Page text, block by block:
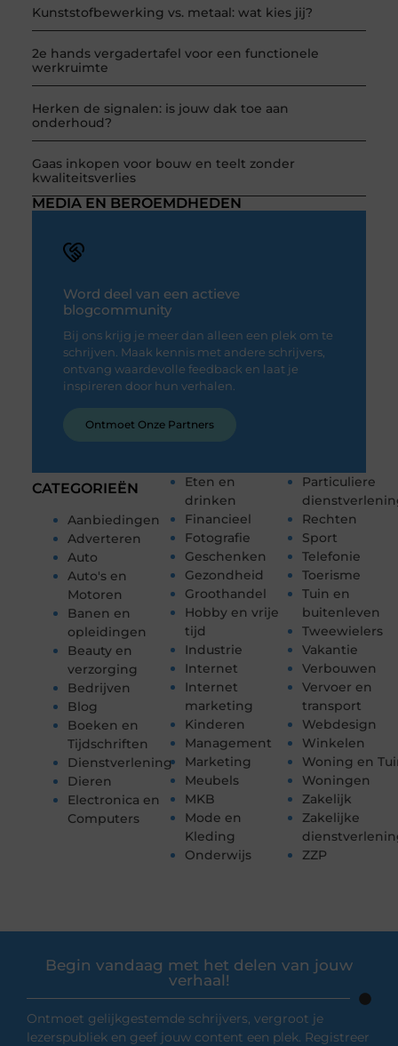
Kunststofbewerking vs. metaal: wat kies jij?
2e hands vergadertafel voor een functionele
werkruimte
Herken de signalen: is jouw dak toe aan
onderhoud?
Gaas inkopen voor bouw en teelt zonder
kwaliteitsverlies
CATEGORIEËN
Aanbiedingen
Adverteren
Auto
Auto's en
Motoren
Banen en
opleidingen
Beauty en
verzorging
Bedrijven
Blog
Boeken en
Tijdschriften
Dienstverlening
Dieren
Electronica en
Computers
Eten en
drinken
Financieel
Fotografie
Geschenken
Gezondheid
Groothandel
Hobby en vrije
tijd
Industrie
Internet
Internet
marketing
Kinderen
Management
Marketing
Meubels
MKB
Mode en
Kleding
Onderwijs
Particuliere
Rechten
Sport
Telefonie
Toerisme
Tuin en
buitenleven
Tweewielers
Vakantie
Verbouwen
Vervoer en
transport
Webdesign
Winkelen
Woning en
Woningen
Zakelijk
Zakelijke
ZZP
MEDIA EN BEROEMDHEDEN
Word deel van een actieve
blogcommunity
Bij ons krijg je meer dan alleen een plek om te
schrijven. Maak kennis met andere schrijvers,
ontvang waardevolle feedback en laat je
inspireren door hun verhalen.
Ontmoet Onze Partners
Begin vandaag met het delen van jouw
verhaal!
Ontmoet gelijkgestemde schrijvers, vergroot je
lezerspubliek en geef jouw content een plek. Registreer